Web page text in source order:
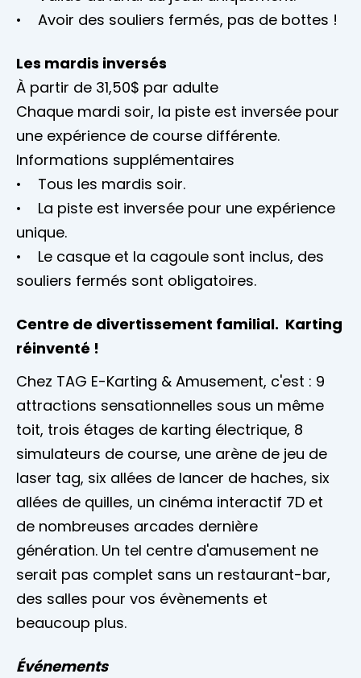
• Avoir des souliers fermés, pas de bottes !
Les mardis inversés
À partir de 31,50$ par adulte
Chaque mardi soir, la piste est inversée pour
une expérience de course différente.
Informations supplémentaires
• Tous les mardis soir.
• La piste est inversée pour une expérience
unique.
• Le casque et la cagoule sont inclus, des
souliers fermés sont obligatoires.
Centre de divertissement familial. Karting
réinventé !
Chez TAG E-Karting & Amusement, c'est : 9
attractions sensationnelles sous un même
toit, trois étages de karting électrique, 8
simulateurs de course, une arène de jeu de
laser tag, six allées de lancer de haches, six
allées de quilles, un cinéma interactif 7D et
de nombreuses arcades dernière
génération. Un tel centre d'amusement ne
serait pas complet sans un restaurant-bar,
des salles pour vos évènements et
beaucoup plus.
Événements